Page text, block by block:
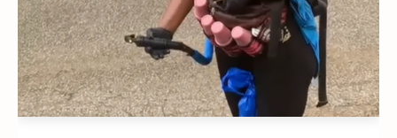
Armel Djoba 22 mai 2026
En associant l’interopérabilité de PayPal
World au stablecoin PYUSD, PayPal promet
de désenclaver le commerce africain et
accélérer l’inclusion financière grâce à des
transactions transfrontalières plus rapides,